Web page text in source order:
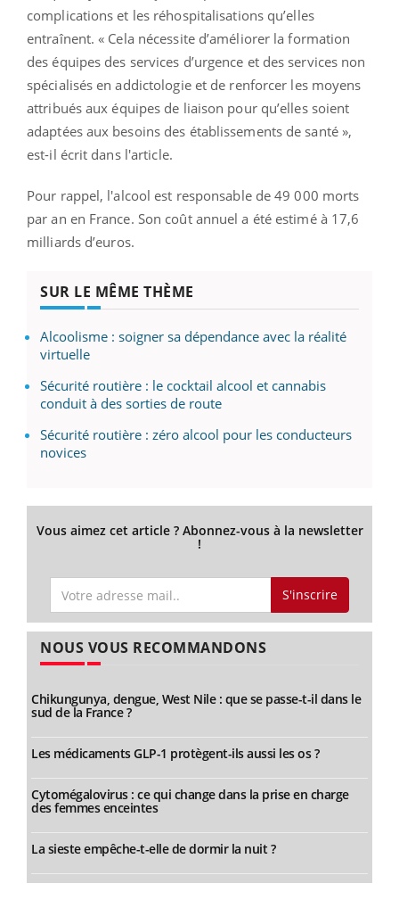
complications et les réhospitalisations qu’elles
entraînent. « Cela nécessite d’améliorer la formation
des équipes des services d’urgence et des services non
spécialisés en addictologie et de renforcer les moyens
attribués aux équipes de liaison pour qu’elles soient
adaptées aux besoins des établissements de santé »,
est-il écrit dans l'article.
Pour rappel, l'alcool est responsable de 49 000 morts
par an en France. Son coût annuel a été estimé à 17,6
milliards d’euros.
SUR LE MÊME THÈME
Alcoolisme : soigner sa dépendance avec la réalité
virtuelle
Sécurité routière : le cocktail alcool et cannabis
conduit à des sorties de route
Sécurité routière : zéro alcool pour les conducteurs
novices
Vous aimez cet article ? Abonnez-vous à la newsletter
!
S'inscrire
NOUS VOUS RECOMMANDONS
Chikungunya, dengue, West Nile : que se passe-t-il dans le
sud de la France ?
Les médicaments GLP-1 protègent-ils aussi les os ?
Cytomégalovirus : ce qui change dans la prise en charge
des femmes enceintes
La sieste empêche-t-elle de dormir la nuit ?